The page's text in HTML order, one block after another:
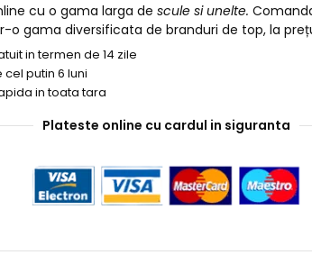
cu o gama larga de scule si unelte.
o gama diversificata de branduri de top, la
in termen de 14 zile
cel putin 6 luni
in toata tara
Plateste online cu cardul in siguranta